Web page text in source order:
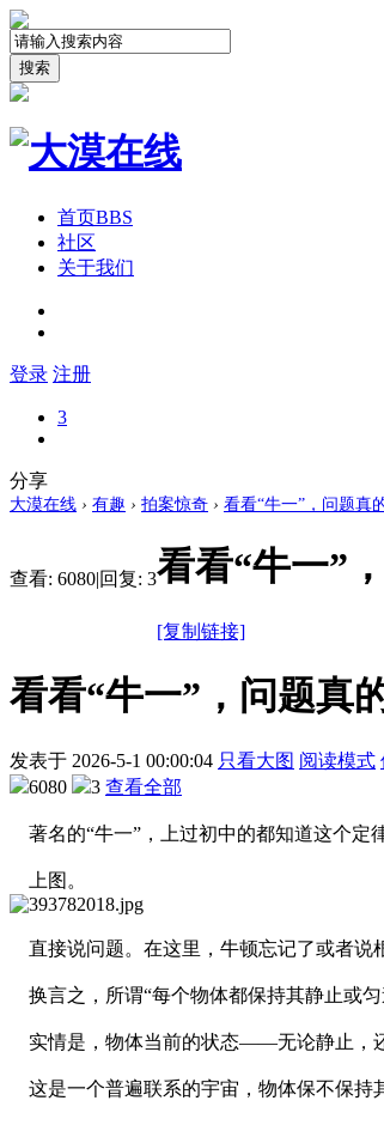
搜索
首页BBS
社区
关于我们
登录 注册
3
分享
大漠在线 › 有趣 › 拍案惊奇 › 看看“牛一”，问题真
查看: 6080|回复: 3看看“牛一”
[复制链接]
看看“牛一”，问题真
发表于 2026-5-1 00:00:04 只看大图 阅读模式
6080
3 查看全部
著名的“牛一”，上过初中的都知道这个定
上图。
直接说问题。在这里，牛顿忘记了或者说
换言之，所谓“每个物体都保持其静止或匀
实情是，物体当前的状态——无论静止，还
这是一个普遍联系的宇宙，物体保不保持